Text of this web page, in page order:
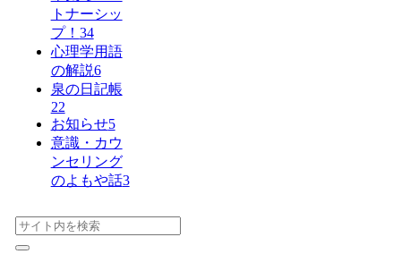
トナーシッ
プ！ 34
心理学用語
の解説6
泉の日記帳
22
お知らせ5
意識・カウ
ンセリング
のよもや話3